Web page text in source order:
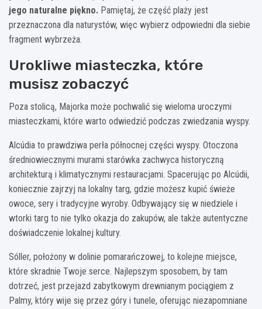
jego naturalne piękno. Pamiętaj, że część plaży jest
przeznaczona dla naturystów, więc wybierz odpowiedni dla siebie
fragment wybrzeża.
Urokliwe miasteczka, które
musisz zobaczyć
Poza stolicą, Majorka może pochwalić się wieloma uroczymi
miasteczkami, które warto odwiedzić podczas zwiedzania wyspy.
Alcúdia to prawdziwa perła północnej części wyspy. Otoczona
średniowiecznymi murami starówka zachwyca historyczną
architekturą i klimatycznymi restauracjami. Spacerując po Alcúdii,
koniecznie zajrzyj na lokalny targ, gdzie możesz kupić świeże
owoce, sery i tradycyjne wyroby. Odbywający się w niedziele i
wtorki targ to nie tylko okazja do zakupów, ale także autentyczne
doświadczenie lokalnej kultury.
Sóller, położony w dolinie pomarańczowej, to kolejne miejsce,
które skradnie Twoje serce. Najlepszym sposobem, by tam
dotrzeć, jest przejazd zabytkowym drewnianym pociągiem z
Palmy, który wije się przez góry i tunele, oferując niezapomniane